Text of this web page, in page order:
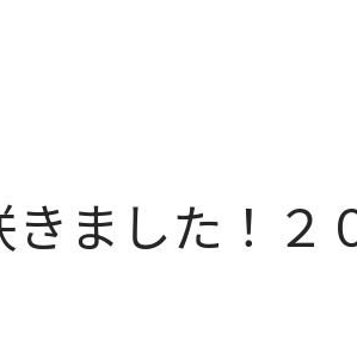
ました！２